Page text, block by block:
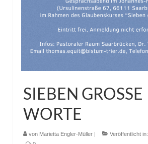
SIEBEN GROSSE
WORTE
von Marietta Engler-Müller Veröffentlicht in: